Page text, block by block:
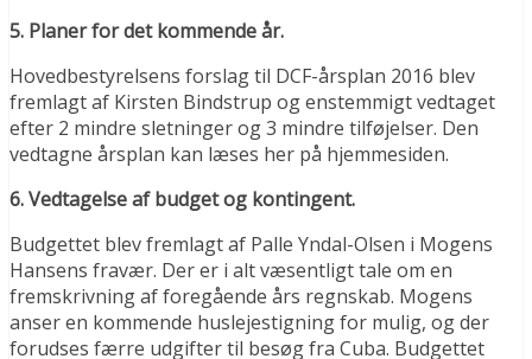
5. Planer for det kommende år.
Hovedbestyrelsens forslag til DCF-årsplan 2016 blev
fremlagt af Kirsten Bindstrup og enstemmigt vedtaget
efter 2 mindre sletninger og 3 mindre tilføjelser. Den
vedtagne årsplan kan læses her på hjemmesiden.
6. Vedtagelse af budget og kontingent.
Budgettet blev fremlagt af Palle Yndal-Olsen i Mogens
Hansens fravær. Der er i alt væsentligt tale om en
fremskrivning af foregående års regnskab. Mogens
anser en kommende huslejestigning for mulig, og der
forudses færre udgifter til besøg fra Cuba. Budgettet